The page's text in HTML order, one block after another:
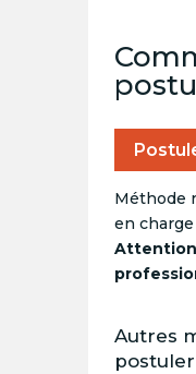
Méthode
en
Autres
postuler